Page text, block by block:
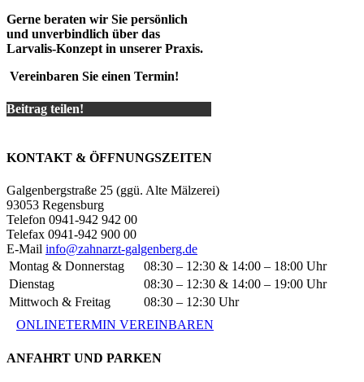
Gerne beraten wir Sie persönlich
und unverbindlich über das
Larvalis-Konzept in unserer Praxis.
Vereinbaren Sie einen Termin!
Beitrag teilen!
KONTAKT & ÖFFNUNGSZEITEN
Galgenbergstraße 25 (ggü. Alte Mälzerei)
93053 Regensburg
Telefon 0941-942 942 00
Telefax 0941-942 900 00
E-Mail info@zahnarzt-galgenberg.de
Montag & Donnerstag
08:30 – 12:30 & 14:00 – 18:00 Uhr
Dienstag
08:30 – 12:30 & 14:00 – 19:00 Uhr
Mittwoch & Freitag
08:30 – 12:30 Uhr
ONLINETERMIN VEREINBAREN
ANFAHRT UND PARKEN